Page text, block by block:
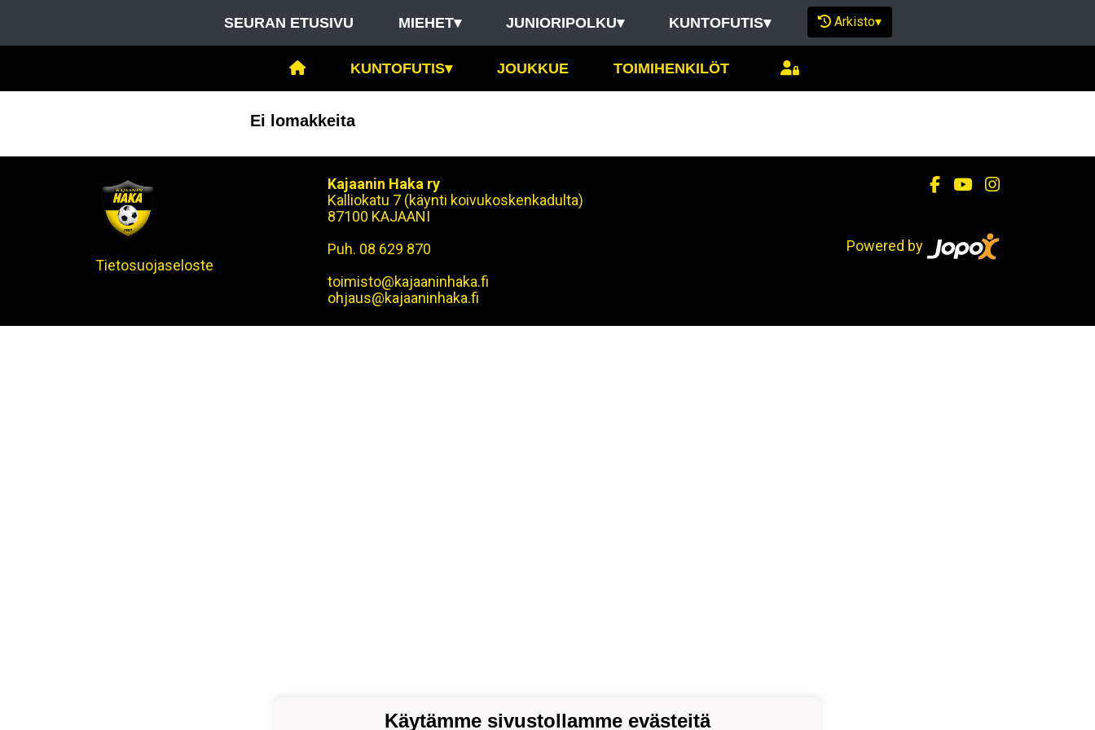
SEURAN ETUSIVU MIEHET▾ JUNIORIPOLKU▾ KUNTOFUTIS▾ Arkisto▾
KUNTOFUTIS▾ JOUKKUE TOIMIHENKILÖT
Ei lomakkeita
Tietosuojaseloste
Kajaanin Haka ry
Kalliokatu 7 (käynti koivukoskenkadulta)
87100 KAJAANI
Puh. 08 629 870
toimisto@kajaaninhaka.fi
ohjaus@kajaaninhaka.fi
Powered by
Käytämme sivustollamme evästeitä